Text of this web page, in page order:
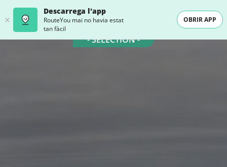
Descarrega l'app
RouteYou mai no havia estat
tan fàcil
OBRIR APP
- SELECTION -